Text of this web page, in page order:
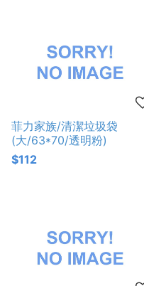
菲力家族/清潔垃圾袋
(大/63*70/透明粉)
$112